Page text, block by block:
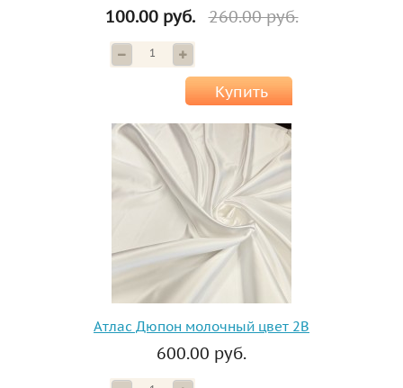
100.00 руб. 260.00 руб.
Купить
Атлас Дюпон молочный цвет 2B
600.00 руб.